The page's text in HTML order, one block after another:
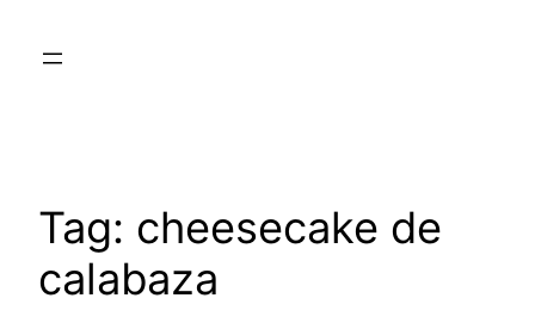
Tag: cheesecake de
calabaza